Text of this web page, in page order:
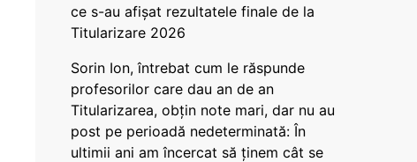
ce s-au afișat rezultatele finale de la
Titularizare 2026
Sorin Ion, întrebat cum le răspunde
profesorilor care dau an de an
Titularizarea, obțin note mari, dar nu au
post pe perioadă nedeterminată: În
ultimii ani am încercat să ținem cât se